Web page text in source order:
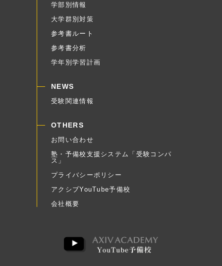
学部別情報
大学群別対策
参考書ルート
参考書分析
学年別学習計画
NEWS
受験関連情報
OTHERS
お問い合わせ
塾・予備校支援システム「受験コンパ
ス」
プライバシーポリシー
アクシブYouTube予備校
会社概要